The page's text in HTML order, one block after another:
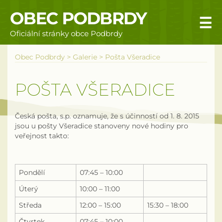
OBEC PODBRDY
Oficiální stránky obce Podbrdy
☰
Povinné informace
Rizika a nebezpečí
Územní plán obce Podbrdy
Vyhlášky obce
Galerie
Obec Podbrdy > Galerie > Pošta Všeradice
POŠTA VŠERADICE
Česká pošta, s.p. oznamuje, že s účinností od 1. 8. 2015
jsou u pošty Všeradice stanoveny nové hodiny pro
veřejnost takto:
Pondělí 07:45 – 10:00
Úterý 10:00 – 11:00
Středa 12:00 – 15:00 15:30 – 18:00